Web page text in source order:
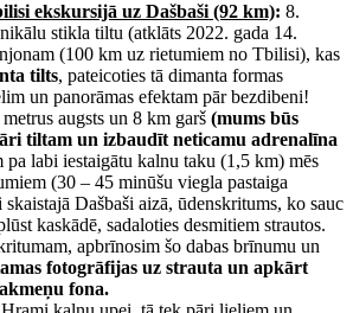
ekskursijā uz Dašbaši (92 km): 8.
stikla tiltu (atklāts 2022. gada 14.
(100 km uz rietumiem no Tbilisi), kas
tilts, pateicoties tā dimanta formas
un panorāmas efektam pār bezdibeni!
augsts un 8 km garš (mums būs
tiltam un izbaudīt neticamu adrenalīna
pa labi iestaigātu kalnu taku (1,5 km) mēs
(30 – 45 minūšu viegla pastaiga
Dašbaši aizā, ūdenskritums, ko sauc
kaskādē, sadaloties desmitiem strautos.
apbrīnosim šo dabas brīnumu un
fotogrāfijas uz strauta un apkārt
fona.